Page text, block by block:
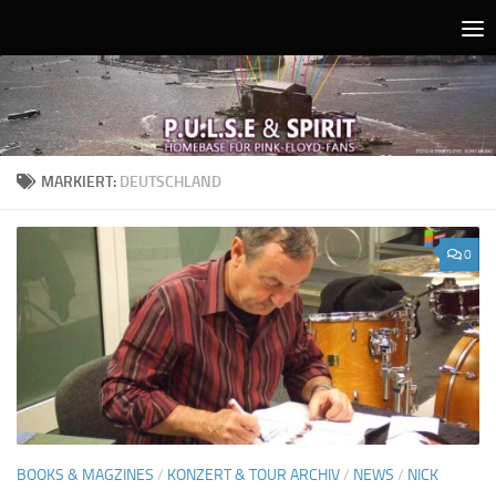
MARKIERT: DEUTSCHLAND
0
BOOKS & MAGZINES / KONZERT & TOUR ARCHIV/ NEWS / NICK